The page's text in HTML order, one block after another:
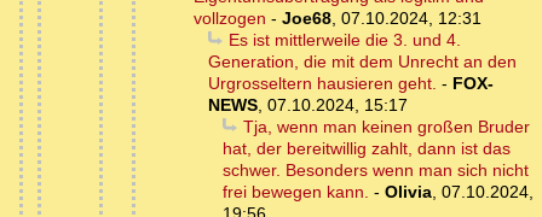
vollzogen - Joe68, 07.10.2024, 12:31
Es ist mittlerweile die 3. und 4.
Generation, die mit dem Unrecht an den
Urgrosseltern hausieren geht. - FOX-
NEWS, 07.10.2024, 15:17
Tja, wenn man keinen großen Bruder
hat, der bereitwillig zahlt, dann ist das
schwer. Besonders wenn man sich nicht
frei bewegen kann. - Olivia, 07.10.2024,